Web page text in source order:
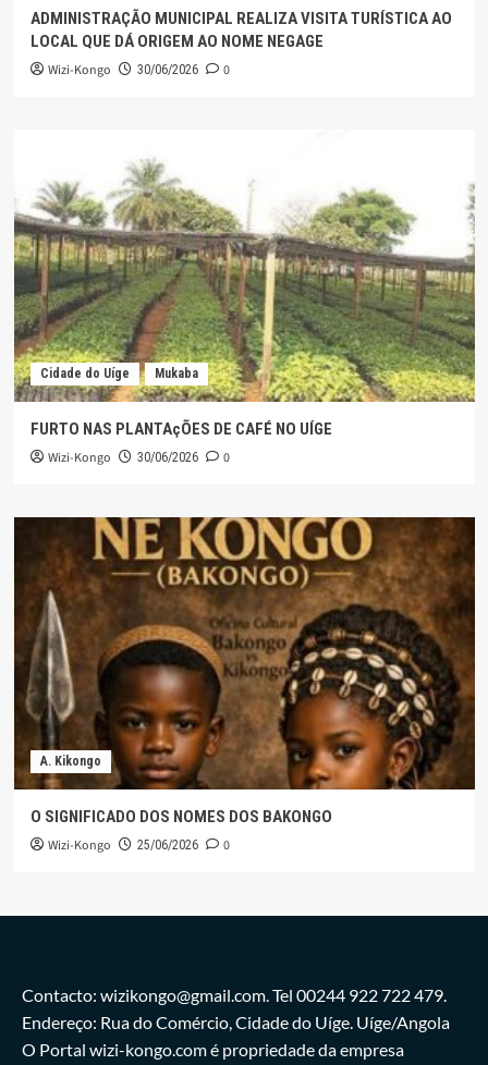
ADMINISTRAÇÃO MUNICIPAL REALIZA VISITA TURÍSTICA AO
LOCAL QUE DÁ ORIGEM AO NOME NEGAGE
Wizi-Kongo 30/06/2026 0
Cidade do Uíge Mukaba
FURTO NAS PLANTAçÕES DE CAFÉ NO UÍGE
Wizi-Kongo 30/06/2026 0
A. Kikongo
O SIGNIFICADO DOS NOMES DOS BAKONGO
Wizi-Kongo 25/06/2026 0
Contacto: wizikongo@gmail.com. Tel 00244 922 722 479.
Endereço: Rua do Comércio, Cidade do Uíge. Uíge/Angola
O Portal wizi-kongo.com é propriedade da empresa